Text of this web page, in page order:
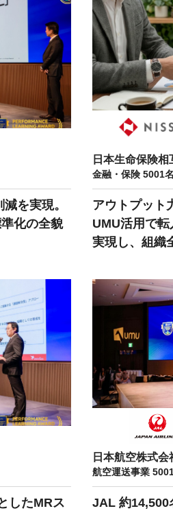
を実現。
化の全貌
日本生命保険相
金融・保険 5001
アウトプット
UMU活用で
実現し、組織
したMRス
日本航空株式会
航空運送事業
JAL 約14,500